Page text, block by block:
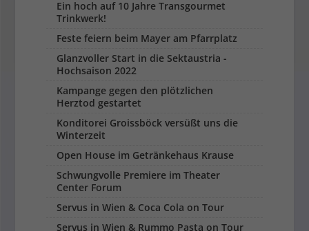
Ein hoch auf 10 Jahre Transgourmet
Trinkwerk!
Feste feiern beim Mayer am Pfarrplatz
Glanzvoller Start in die Sektaustria -
Hochsaison 2022
Kampange gegen den plötzlichen
Herztod gestartet
Konditorei Groissböck versüßt uns die
Winterzeit
Open House im Getränkehaus Krause
Schwungvolle Premiere im Theater
Center Forum
Servus in Wien & Coca Cola on Tour
Servus in Wien & Rummo Pasta on Tour